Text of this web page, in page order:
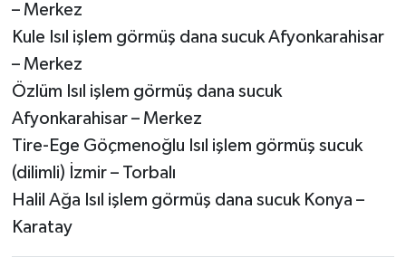
– Merkez
Kule Isıl işlem görmüş dana sucuk Afyonkarahisar
– Merkez
Özlüm Isıl işlem görmüş dana sucuk
Afyonkarahisar – Merkez
Tire-Ege Göçmenoğlu Isıl işlem görmüş sucuk
(dilimli) İzmir – Torbalı
Halil Ağa Isıl işlem görmüş dana sucuk Konya –
Karatay